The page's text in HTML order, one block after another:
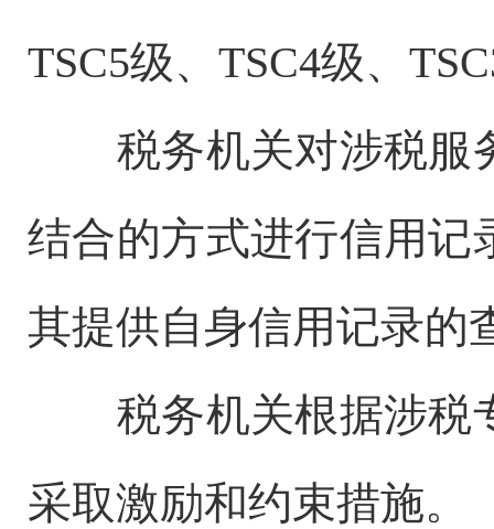
TSC5级、TSC4级、
税务机关对涉税服
结合的方式进行信用记
其提供自身信用记录的
税务机关根据涉税
采取激励和约束措施。